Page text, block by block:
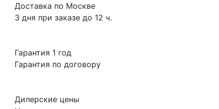
Доставка по Москве
3 дня при заказе до 12 ч.
Гарантия 1 год
Гарантия по договору
Дилерские цены